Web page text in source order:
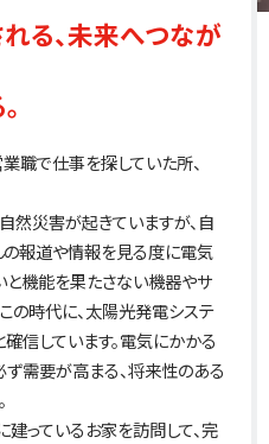
る、未来へつなが
職で仕事を探していた所、
然災害が起きていますが、自
の報道や情報を見る度に電気
と機能を果たさない機器やサ
の時代に、太陽光発電システ
信しています。電気にかかる
ず需要が高まる、将来性のある
っているお家を訪問して、完